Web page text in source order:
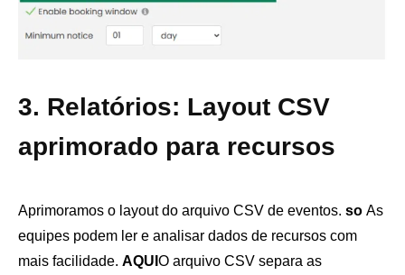
3. Relatórios: Layout CSV
aprimorado para recursos
Aprimoramos o layout do arquivo CSV de eventos. so As
equipes podem ler e analisar dados de recursos com
mais facilidade. AQUI O arquivo CSV separa as